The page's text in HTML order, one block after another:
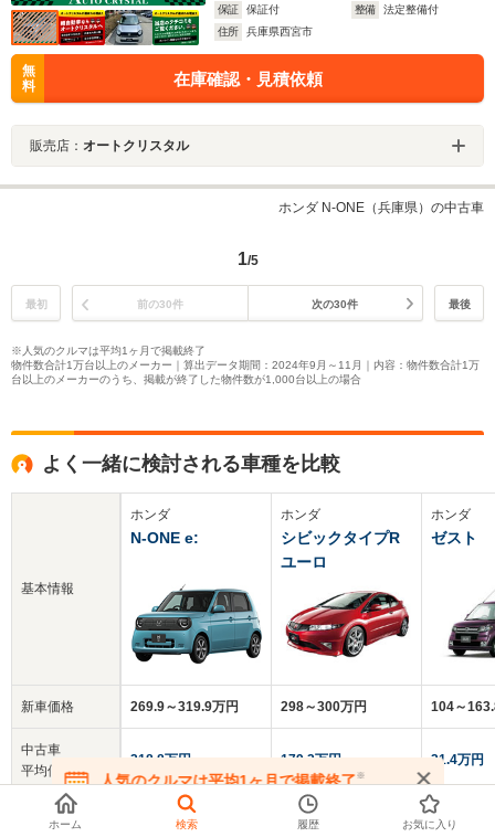
保証
保証付 整備
法定整備付
住所
兵庫県西宮市
無
料
在庫確認・見積依頼
販売店： オートクリスタル
ホンダ N-ONE（兵庫県）の中古車
1/5
最初 前の30件 次の30件 最後
※人気のクルマは平均1ヶ月で掲載終了
物件数合計1万台以上のメーカー｜算出データ期間：2024年9月～11月｜内容：物件数合計1万
台以上のメーカーのうち、掲載が終了した物件数が1,000台以上の場合
よく一緒に検討される車種を比較
基本情報
新車価格
中古車
平均価格
クチコミ
ホンダ
N-ONE e:
269.9～319.9万円
218.8万円
ホンダ
シビックタイプR
ユーロ
298～300万円
179.2万円
4.1
ホンダ
ゼスト
104～
21.4万円
3.8
人気のクルマは平均1ヶ月で掲載終了※
在庫が無くなる前にお問い合わせください
ホーム 検索 履歴 お気に入り